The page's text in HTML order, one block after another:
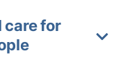
care for